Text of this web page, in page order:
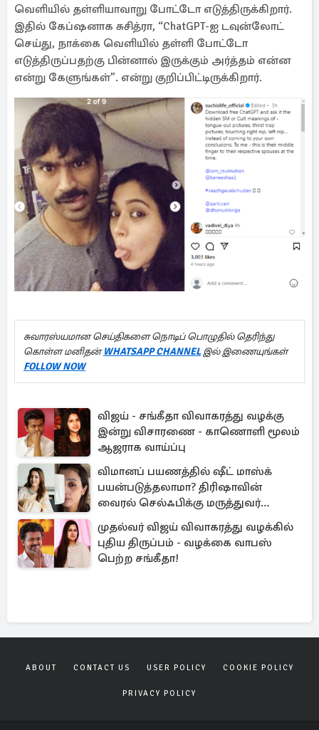
வெளியில் தள்ளியாவாறு போட்டோ எடுத்திருக்கிறார்.
இதில் கேப்ஷனாக சுசித்ரா, “ChatGPT-ஐ டவுன்லோட்
செய்து, நாக்கை வெளியில் தள்ளி போட்டோ
எடுத்திருப்பதற்கு பின்னால் இருக்கும் அர்த்தம் என்ன
என்று கேளுங்கள்”. என்று குறிப்பிட்டிருக்கிறார்.
சுவாரஸ்யமான செய்திகளை நொடிப் பொழுதில் தெரிந்து
கொள்ள மனிதன்WHATSAPP CHANNELஇல் இணையுங்கள்
FOLLOW NOW
விஜய் - சங்கீதா விவாகரத்து வழக்கு
இன்று விசாரணை - காணொளி மூலம்
ஆஜராக வாய்ப்பு
விமானப் பயணத்தில் ஷீட் மாஸ்க்
பயன்படுத்தலாமா? திரிஷாவின்
வைரல் செல்ஃபிக்கு மருத்துவர்
விளக்கம்
முதல்வர் விஜய் விவாகரத்து வழக்கில்
புதிய திருப்பம் - வழக்கை வாபஸ்
பெற்ற சங்கீதா!
ABOUT CONTACT US USER POLICY COOKIE POLICY
PRIVACY POLICY